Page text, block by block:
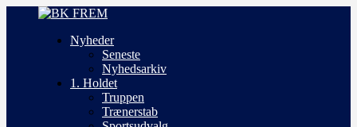
Nyheder
Seneste
Nyhedsarkiv
1. Holdet
Truppen
Trænerstab